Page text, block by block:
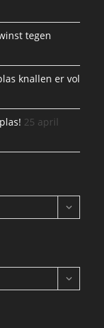
tegen
knallen er vol
25 april